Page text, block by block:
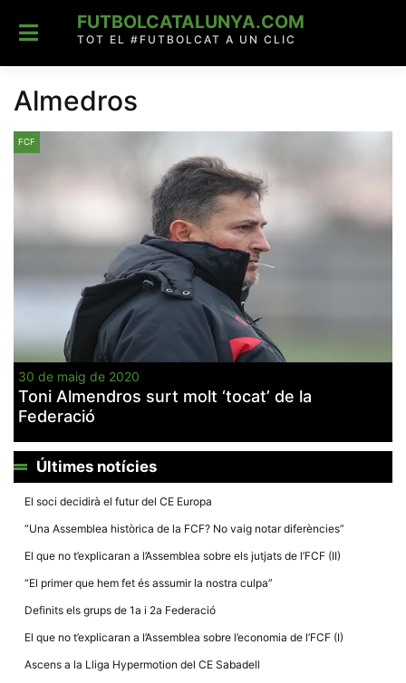
content
FUTBOLCATALUNYA.COM
TOT EL #FUTBOLCAT A UN CLIC
Almedros
FCF
30 de maig de 2020
Toni Almendros surt molt ‘tocat’ de la
Federació
Últimes notícies
El soci decidirà el futur del CE Europa
“Una Assemblea històrica de la FCF? No vaig notar diferències”
El que no t’explicaran a l’Assemblea sobre els jutjats de l’FCF (II)
“El primer que hem fet és assumir la nostra culpa”
Definits els grups de 1a i 2a Federació
El que no t’explicaran a l’Assemblea sobre l’economia de l’FCF (I)
Ascens a la Lliga Hypermotion del CE Sabadell
Aquestes
són
són
tècnic de la